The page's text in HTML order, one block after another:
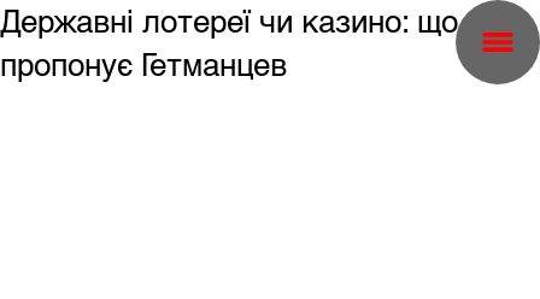
Державні лотереї чи казино: що
пропонує Гетманцев